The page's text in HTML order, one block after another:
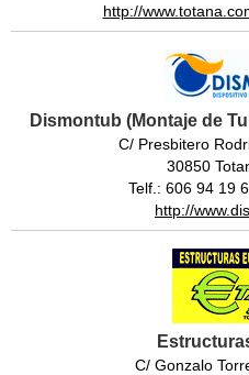
http://
Dismontub (Montaje de
C/ Presbitero
30850
Telf.: 606 94 19
http://
C/ Gonzalo